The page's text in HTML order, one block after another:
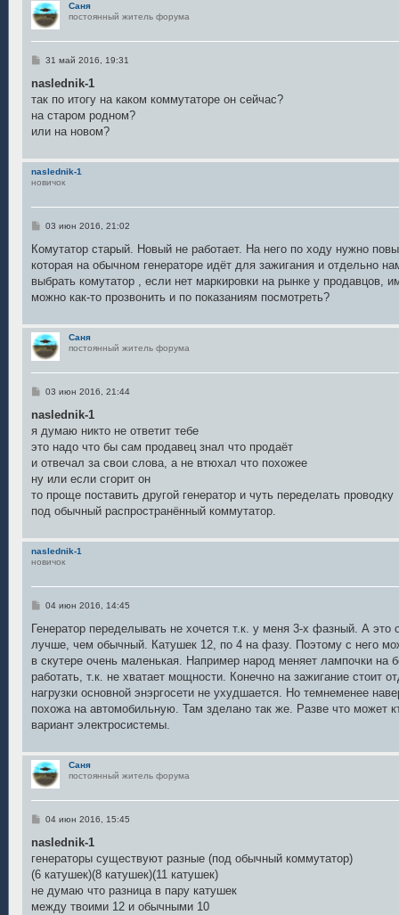
Саня
постоянный житель форума
С
о
щ
е
и
31 май 2016, 19:31
naslednik-1
так по итогу на каком коммутаторе он сейчас?
на старом родном?
или на новом?
naslednik-1
новичок
С
о
щ
е
и
03 июн 2016, 21:02
Комутатор старый. Новый не работает. На него по ходу нужно
которая на обычном генераторе идёт для зажигания и отдельно
выбрать комутатор , если нет маркировки на рынке у продавцов,
можно как-то прозвонить и по показаниям посмотреть?
Саня
постоянный житель форума
С
о
щ
е
и
е
03 июн 2016, 21:44
naslednik-1
я думаю никто не ответит тебе
это надо что бы сам продавец знал что продаёт
и отвечал за свои слова, а не втюхал что похожее
ну или если сгорит он
то проще поставить другой генератор и чуть переделать проводку
под обычный распространённый коммутатор.
naslednik-1
новичок
С
о
щ
е
и
е
04 июн 2016, 14:45
Генератор переделывать не хочется т.к. у меня 3-х фазный. А
лучше, чем обычный. Катушек 12, по 4 на фазу. Поэтому с него
в скутере очень маленькая. Например народ меняет лампочки на
работать, т.к. не хватает мощности. Конечно на зажигание стоит
нагрузки основной энэргосети не ухудшается. Но темнеменее
похожа на автомобильную. Там зделано так же. Разве что может
вариант электросистемы.
Саня
постоянный житель форума
С
о
щ
е
и
е
04 июн 2016, 15:45
naslednik-1
генераторы существуют разные (под обычный коммутатор)
(6 катушек)(8 катушек)(11 катушек)
не думаю что разница в пару катушек
между твоими 12 и обычными 10